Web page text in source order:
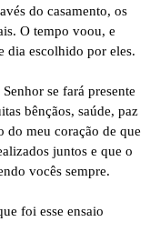
do casamento, os
O tempo voou, e
dia escolhido por eles.
se fará presente
bênçãos, saúde, paz
do meu coração de que
juntos e que o
vocês sempre.
foi esse ensaio